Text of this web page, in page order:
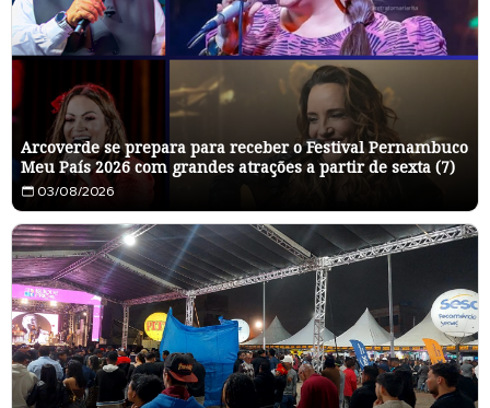
Arcoverde se prepara para receber o Festival Pernambuco
Meu País 2026 com grandes atrações a partir de sexta (7)
03/08/2026